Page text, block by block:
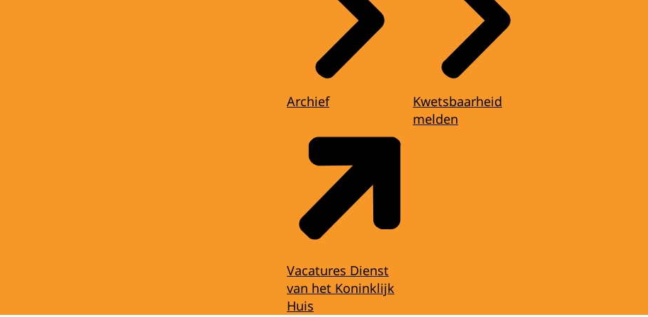
Archief
Vacatures Dienst
van het Koninklijk
Huis
Kwetsbaarheid
melden